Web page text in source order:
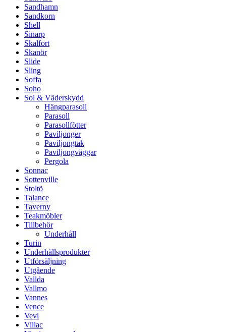
Sandhamn
Sandkorn
Shell
Sinarp
Skalfort
Skanör
Slide
Sling
Soffa
Soho
Sol & Väderskydd
Hängparasoll
Parasoll
Parasollfötter
Paviljonger
Paviljongtak
Paviljongväggar
Pergola
Sonnac
Sottenville
Stoltö
Talance
Taverny
Teakmöbler
Tillbehör
Underhåll
Turin
Underhållsprodukter
Utförsäljning
Utgående
Vallda
Vallmo
Vannes
Vence
Vevi
Villac